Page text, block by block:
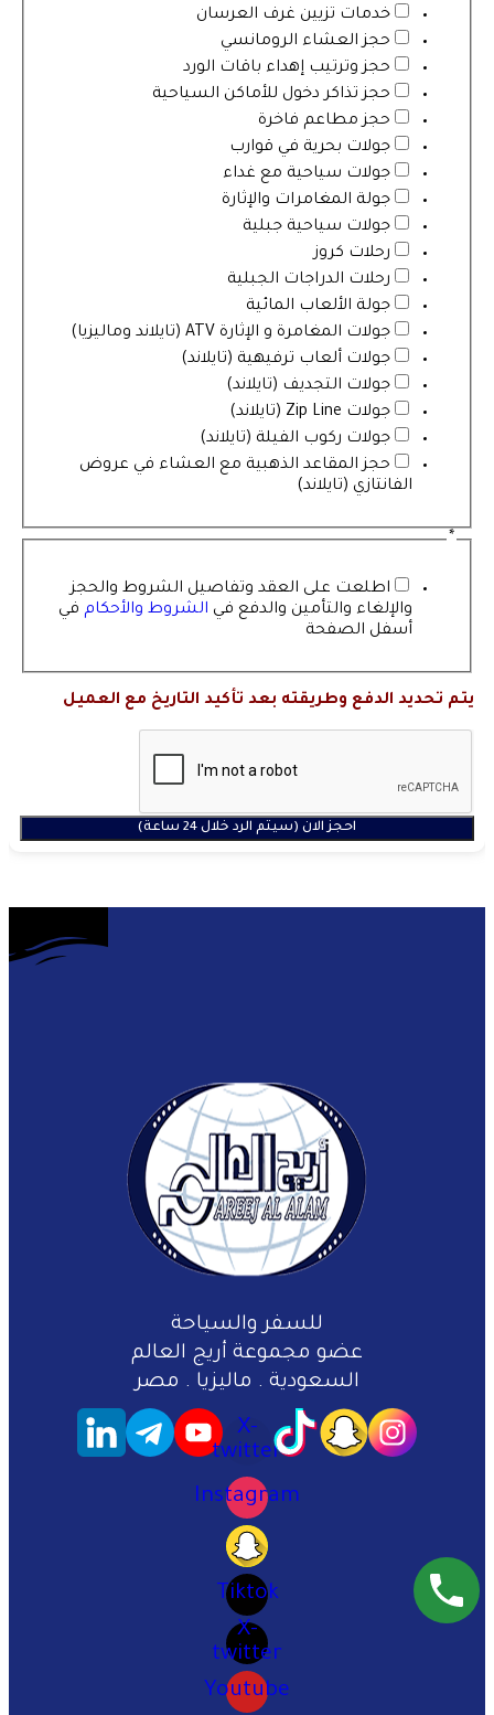
خدمات تزيين غرف العرسان
حجز العشاء الرومانسي
حجز وترتيب إهداء باقات الورد
حجز تذاكر دخول للأماكن السياحية
حجز مطاعم فاخرة
جولات بحرية في قوارب
جولات سياحية مع غداء
جولة المغامرات والإثارة
جولات سياحية جبلية
رحلات كروز
رحلات الدراجات الجبلية
جولة الألعاب المائية
جولات المغامرة و الإثارة ATV (تايلاند وماليزيا)
جولات ألعاب ترفيهية (تايلاند)
جولات التجديف (تايلاند)
جولات Zip Line (تايلاند)
جولات ركوب الفيلة (تايلاند)
حجز المقاعد الذهبية مع العشاء في عروض
الفانتازي (تايلاند)
*
اطلعت على العقد وتفاصيل الشروط والحجز
والإلغاء والتأمين والدفع في الشروط والأحكام في
أسفل الصفحة
يتم تحديد الدفع وطريقته بعد تأكيد التاريخ مع العميل
احجز الان (سيتم الرد خلال 24 ساعة)
للسفر والسياحة
عضو مجموعة أريج العالم
السعودية . ماليزيا . مصر
X-
twitter
Instagram
Tiktok
X-
twitter
Youtube